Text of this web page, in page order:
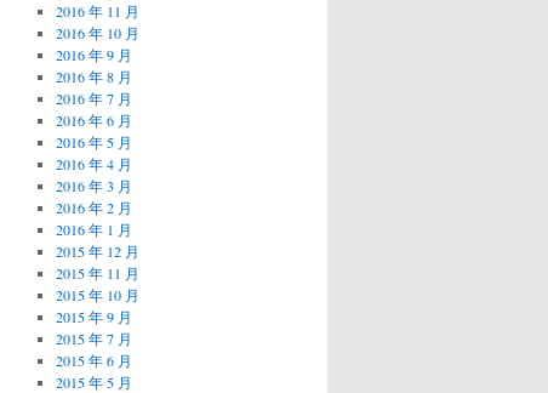
2016 年 11 月
2016 年 10 月
2016 年 9 月
2016 年 8 月
2016 年 7 月
2016 年 6 月
2016 年 5 月
2016 年 4 月
2016 年 3 月
2016 年 2 月
2016 年 1 月
2015 年 12 月
2015 年 11 月
2015 年 10 月
2015 年 9 月
2015 年 7 月
2015 年 6 月
2015 年 5 月